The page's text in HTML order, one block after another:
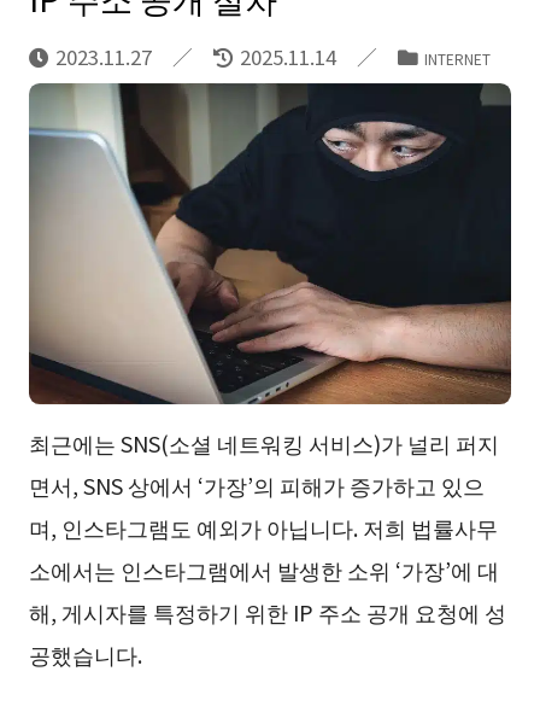
2023.11.27 2025.11.14 INTERNET
최근에는 SNS(소셜 네트워킹 서비스)가 널리 퍼지
면서, SNS 상에서 ‘가장’의 피해가 증가하고 있으
며, 인스타그램도 예외가 아닙니다. 저희 법률사무
소에서는 인스타그램에서 발생한 소위 ‘가장’에 대
해, 게시자를 특정하기 위한 IP 주소 공개 요청에 성
공했습니다.